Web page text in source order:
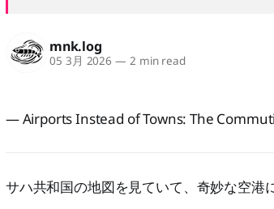
mnk.log
05 3月 2026 — 2 min read
— Airports Instead of Towns: The
サハ共和国の地図を見ていて、奇妙な空港